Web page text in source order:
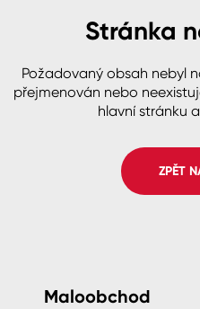
B2B
Česko
Slovensko
Plast, sklo,
Stěny
Fasády
Spreje
Stránka
Požadovaný obsah nebyl
přejmenován nebo
hlavní stránku
ZPĚT
Maloobchod